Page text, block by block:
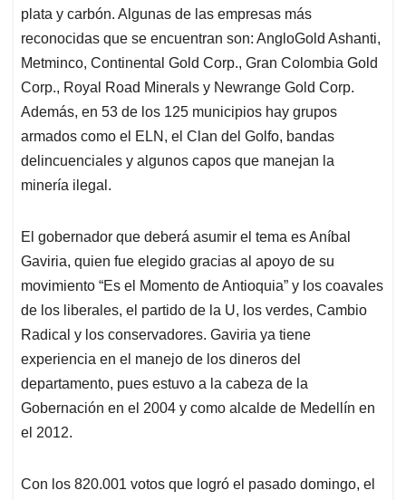
plata y carbón. Algunas de las empresas más
reconocidas que se encuentran son: AngloGold Ashanti,
Metminco, Continental Gold Corp., Gran Colombia Gold
Corp., Royal Road Minerals y Newrange Gold Corp.
Además, en 53 de los 125 municipios hay grupos
armados como el ELN, el Clan del Golfo, bandas
delincuenciales y algunos capos que manejan la
minería ilegal.
El gobernador que deberá asumir el tema es Aníbal
Gaviria, quien fue elegido gracias al apoyo de su
movimiento “Es el Momento de Antioquia” y los coavales
de los liberales, el partido de la U, los verdes, Cambio
Radical y los conservadores. Gaviria ya tiene
experiencia en el manejo de los dineros del
departamento, pues estuvo a la cabeza de la
Gobernación en el 2004 y como alcalde de Medellín en
el 2012.
Con los 820.001 votos que logró el pasado domingo, el